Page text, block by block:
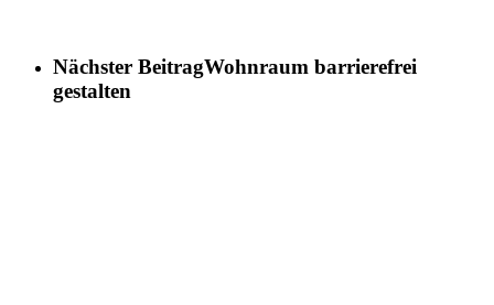
Nächster BeitragWohnraum barrierefrei
gestalten